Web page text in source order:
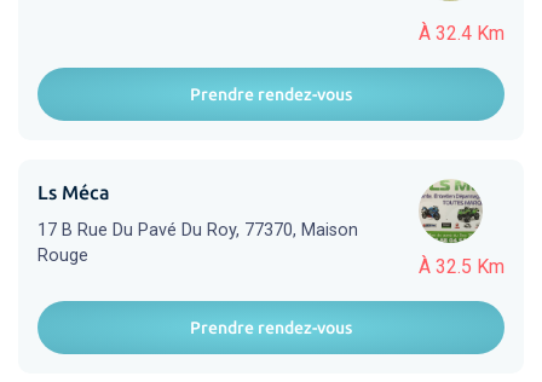
À 32.4 Km
Prendre rendez-vous
À 32.5 Km
Ls Méca
17 B Rue Du Pavé Du Roy, 77370, Maison
Rouge
Prendre rendez-vous